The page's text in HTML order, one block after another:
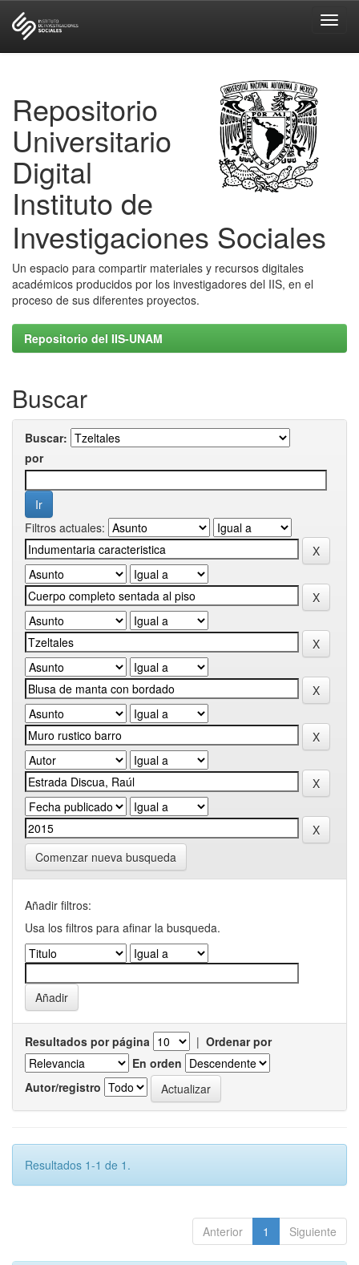
Repositorio
Universitario
Digital
Instituto de
Investigaciones Sociales
Un espacio para compartir materiales y recursos digitales
académicos producidos por los investigadores del IIS, en el
proceso de sus diferentes proyectos.
Repositorio del IIS-UNAM
Buscar
Buscar:
por
Filtros actuales:
Comenzar nueva busqueda
Añadir filtros:
Usa los filtros para afinar la busqueda.
Resultados por página | Ordenar por
En orden
Autor/registro
Resultados 1-1 de 1.
Anterior 1 Siguiente